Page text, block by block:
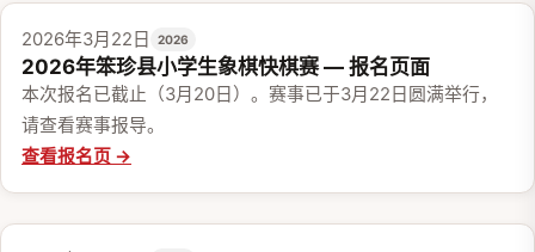
报名
2026年3月22日 2026
2026年笨珍县小学生象棋快棋赛 — 报名页面
本次报名已截止（3月20日）。赛事已于3月22日圆满举行，
请查看赛事报导。
查看报名页 →